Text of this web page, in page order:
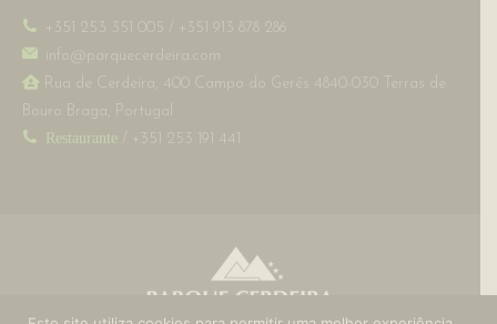
+351 253 351 005
+351 913 878 286
info@parquecerdeira.com
Rua de Cerdeira, 400 Campo do Gerês 4840-030 Terras de
Bouro Braga, Portugal
Restaurante +351 253 191 441